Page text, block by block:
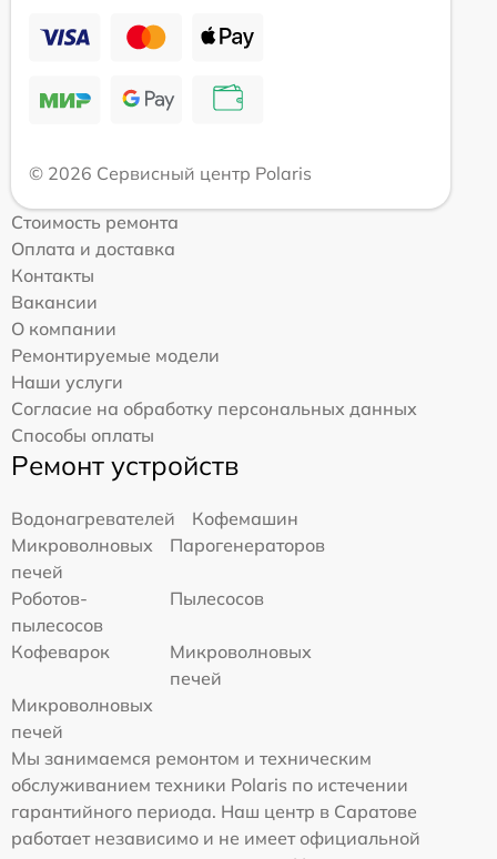
© 2026 Сервисный центр Polaris
Стоимость ремонта
Оплата и доставка
Контакты
Вакансии
О компании
Ремонтируемые модели
Наши услуги
Согласие на обработку персональных данных
Способы оплаты
Ремонт устройств
Водонагревателей
Кофемашин
Микроволновых
печей
Парогенераторов
Роботов-
пылесосов
Пылесосов
Кофеварок
Микроволновых
печей
Микроволновых
печей
Мы занимаемся ремонтом и техническим
обслуживанием техники Polaris по истечении
гарантийного периода. Наш центр в Саратове
работает независимо и не имеет официальной